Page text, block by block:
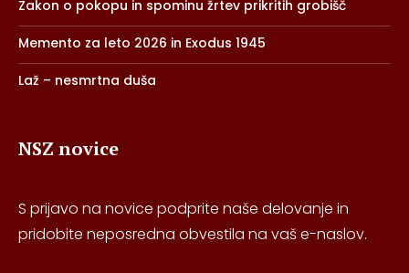
Zakon o pokopu in spominu žrtev prikritih grobišč
Memento za leto 2026 in Exodus 1945
Laž – nesmrtna duša
NSZ novice
S prijavo na novice podprite naše delovanje in
pridobite neposredna obvestila na vaš e-naslov.